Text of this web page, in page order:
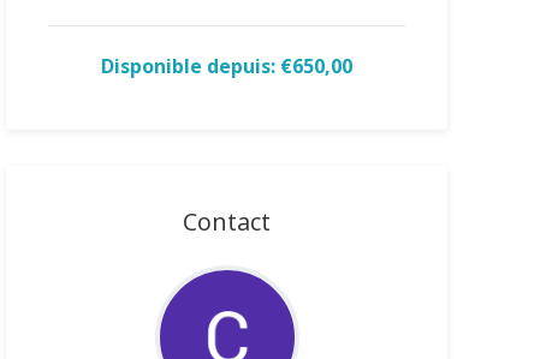
Disponible depuis: €650,00
Contact